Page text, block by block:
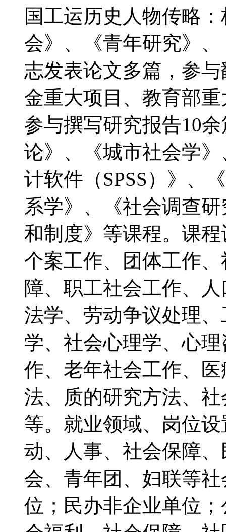
国工运历史人物传略
会》、《青年研究》
志发表论文多篇，参
金重大项目、教育部
参与撰写研究报告10
论》、《城市社会学
计软件（SPSS）》、
系学》、《社会调查
和制度》等课程。课
个案工作、团体工作
障、职工社会工作、
法学、劳动争议处理
学、社会心理学、心
作、老年社会工作、
法、质的研究方法、
等。就业领域、岗位
动、人事、社会保障
会、青年团、妇联等
位；民办非企业单位